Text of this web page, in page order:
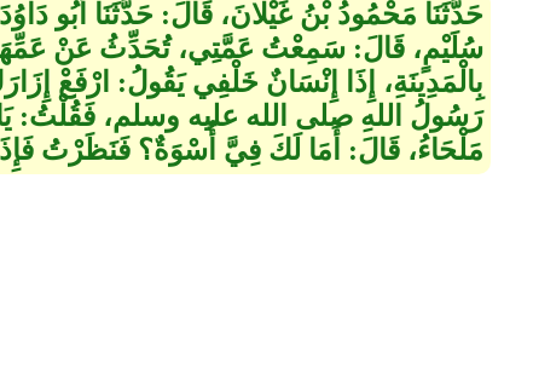
حَدَّثَنَا مَحْمُودُ بْنُ غَيْلانَ، قَالَ‏:‏ حَدَّثَنَا أَبُو
سُلَيْمٍ، قَالَ‏:‏ سَمِعْتُ عَمَّتِي، تُحَدِّثُ عَنْ عَمِّهَا،
بِالْمَدِينَةِ، إِذَا إِنْسَانٌ خَلْفِي يَقُولُ‏:‏ ارْفَعْ
رَسُولُ اللهِ صلى الله عليه وسلم، فَقُلْتُ‏:‏
مَلْحَاءُ، قَالَ‏:‏ أَمَا لَكَ فِيَّ أُسْوَةٌ‏؟‏ فَنَظَرْتُ